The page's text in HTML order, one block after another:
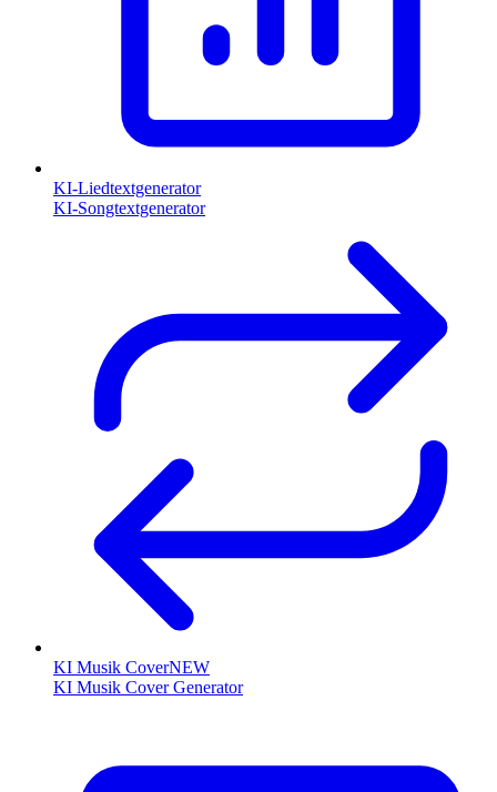
KI-Liedtextgenerator
KI-Songtextgenerator
KI Musik CoverNEW
KI Musik Cover Generator